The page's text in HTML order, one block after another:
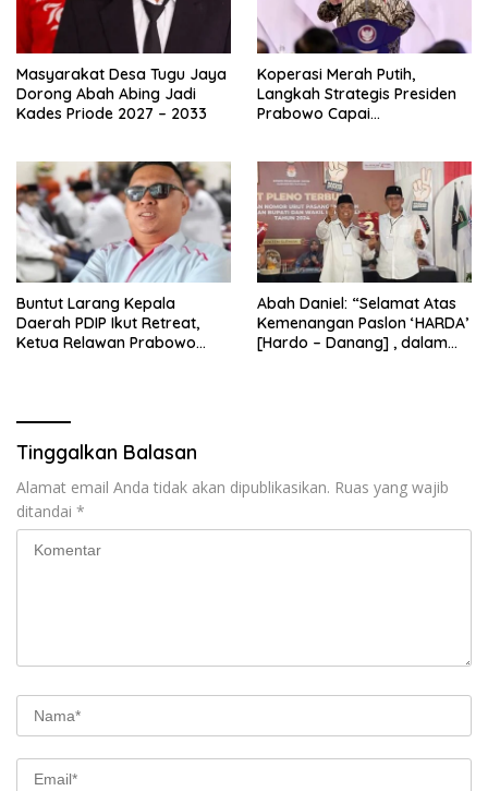
Masyarakat Desa Tugu Jaya
Dorong Abah Abing Jadi
Kades Priode 2027 – 2033
Koperasi Merah Putih,
Langkah Strategis Presiden
Prabowo Capai
Buntut Larang Kepala
Daerah PDIP Ikut Retreat,
Ketua Relawan Prabowo
Abah Daniel: “Selamat Atas
Kemenangan Paslon ‘HARDA’
[Hardo – Danang] , dalam
Tinggalkan Balasan
Alamat email Anda tidak akan dipublikasikan. Ruas yang wajib
ditandai *